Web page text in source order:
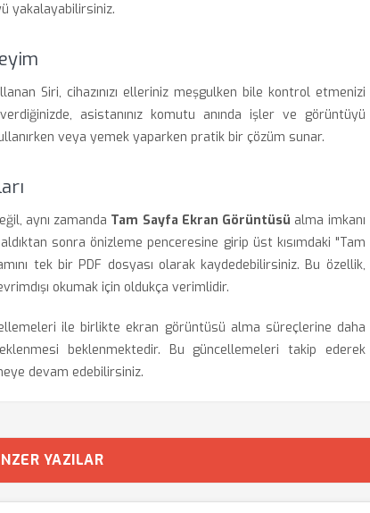
yakalayabilirsiniz.
Siri, cihazınızı elleriniz meşgulken bile kontrol etmenizi
asistanınız komutu anında işler ve görüntüyü
veya yemek yaparken pratik bir çözüm sunar.
aynı zamanda Tam Sayfa Ekran Görüntüsü alma imkanı
sonra önizleme penceresine girip üst kısımdaki "Tam
tek bir PDF dosyası olarak kaydedebilirsiniz. Bu özellik,
okumak için oldukça verimlidir.
ile birlikte ekran görüntüsü alma süreçlerine daha
beklenmektedir. Bu güncellemeleri takip ederek
devam edebilirsiniz.
YAZILAR